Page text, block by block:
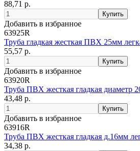
88,71 р.
Добавить в избранное
63925R
Труба гладкая жесткая ПВХ 25мм
55,57 р.
Добавить в избранное
63920R
Труба ПВХ жесткая гладкая диаметр
43,48 р.
Добавить в избранное
63916R
Труба ПВХ жесткая гладкая д.16мм
34,38 р.